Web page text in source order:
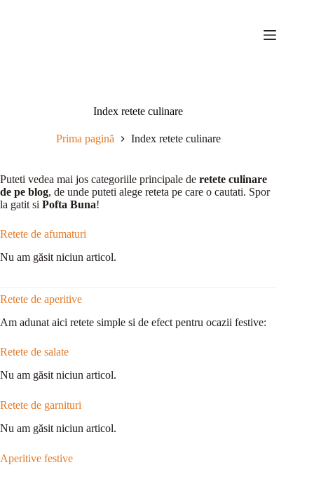
Index retete culinare
Prima pagină Index retete culinare
Puteti vedea mai jos categoriile principale de retete culinare
de pe blog, de unde puteti alege reteta pe care o cautati. Spor
la gatit si Pofta Buna!
Retete de afumaturi
Nu am găsit niciun articol.
Retete de aperitive
Am adunat aici retete simple si de efect pentru ocazii festive:
Retete de salate
Nu am găsit niciun articol.
Retete de garnituri
Nu am găsit niciun articol.
Aperitive festive